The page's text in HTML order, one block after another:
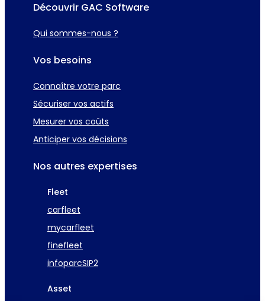
Découvrir GAC Software
Qui sommes-nous ?
Vos besoins
Connaître votre parc
Sécuriser vos actifs
Mesurer vos coûts
Anticiper vos décisions
Nos autres expertises
Fleet
carfleet
mycarfleet
finefleet
infoparcSIP2
Asset